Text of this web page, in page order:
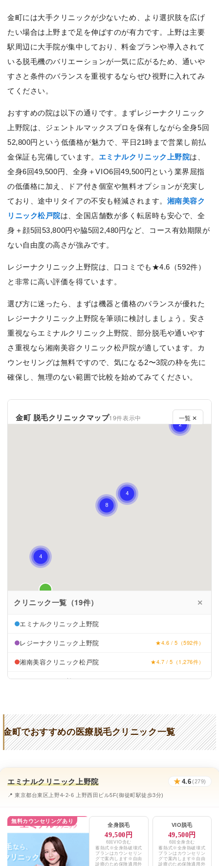
金町には大手クリニックが少ないため、より選択肢を広げ
たい場合は上野まで足を伸ばすのが有力です。上野は主要
駅周辺に大手院が集中しており、料金プランや導入されて
いる脱毛機のバリエーションが一気に広がるため、通いや
すさと条件のバランスを重視するならぜひ視野に入れてみ
てください。
おすすめの院は以下の通りです。まずレジーナクリニック
上野院は、ジェントルマックスプロを保有しながら全身5回
52,800円という低価格が魅力で、平日21時まで営業し前払
金保証も完備しています。 エミナルクリニック上野院は、
全身6回49,500円、全身＋VIO6回49,500円という業界屈指
の低価格に加え、ドア付き個室や無料オプションが充実し
ており、途中リタイアの不安も軽減されます。 湘南美容ク
リニック松戸院は、全国店舗数が多く転居時も安心で、全
身＋顔5回53,800円や脇5回2,480円など、コース有効期限が
ない自由度の高さが強みです。
レジーナクリニック上野院は、口コミでも★4.6（592件）
と非常に高い評価を得ています。
選び方に迷ったら、まずは機器と価格のバランスが優れた
レジーナクリニック上野院を筆頭に検討しましょう。安さ
重視ならエミナルクリニック上野院、部分脱毛や通いやす
さ重視なら湘南美容クリニック松戸院が適しています。カ
ウンセリングは無料ですので、気になる2〜3院の枠を先に
確保し、無理のない範囲で比較を始めてみてください。
金町 脱毛クリニックマップ19件表示中 一覧 ✕
クリニック一覧（19件） ✕
エミナルクリニック上野院
レジーナクリニック上野院 ★4.6 / 5（592件）
湘南美容クリニック松戸院 ★4.7 / 5（1,276件）
リゼクリニック柏 ★4.3 / 5（110件）
葛飾・金町駅前なか皮膚科 ★2.8 (47件)
金町駅前クリニック ★2.3 (73件)
美肌脱毛と痩身専門 Dear金町店 ★4.8 (65件)
にいじゅくクリニック
杉沢皮膚科クリニック ★2.8 (94件)
ルビークリニック ★4.9 (838件)
葛飾区金町の皮膚科 ★2.8 (47件)
金町でおすすめの医療脱毛クリニック一覧
エミナルクリニック上野院 ★ 4.6(279)
📍 東京都台東区上野4-2-6 上野西田ビル5F(御徒町駅徒歩3分)
無料カウンセリングあり
全身脱毛
49,500円
6回VIO含む
蓄熱式※全身熱破壊式
プランはカウンセリン
グで案内します※自由
診療のため保険適用外
VIO脱毛
49,500円
6回全身含む
蓄熱式※全身熱破壊式
プランはカウンセリン
グで案内します※自由
診療のため保険適用外